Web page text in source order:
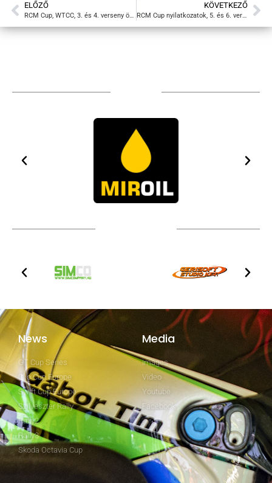
ELŐZŐ
RCM Cup, WTCC, 3. és 4. verseny összefoglalója
KÖVETKEZŐ
RCM Cup nyilatkozatok, 5. és 6. verseny
News
GT Cup Series
Clio Cup Europe
Swift Cup Europe
Szilveszter Rally
Rally2
Rally3
Skoda Octavia Cup
Media
Images
Video
Youtube
Facebook